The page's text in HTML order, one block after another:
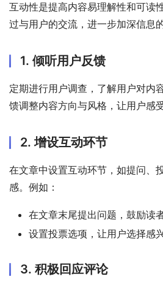
互动性是提高内容易理解性和可读
过与用户的交流，进一步加深信息
1. 倾听用户反馈
定期进行用户调查，了解用户对内
馈调整内容方向与风格，让用户感
2. 增设互动环节
在文章中设置互动环节，如提问、
感。例如：
在文章末尾提出问题，鼓励读
设置投票选项，让用户选择感
3. 积极回应评论